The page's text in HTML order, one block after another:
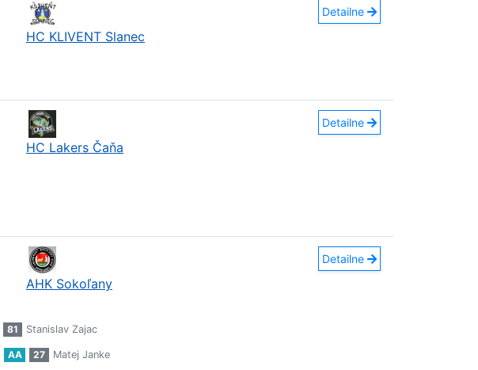
HC KLIVENT Slanec
Detailne
HC Lakers Čaňa
Detailne
AHK Sokoľany
Detailne
81 Stanislav Zajac
AA 27 Matej Janke